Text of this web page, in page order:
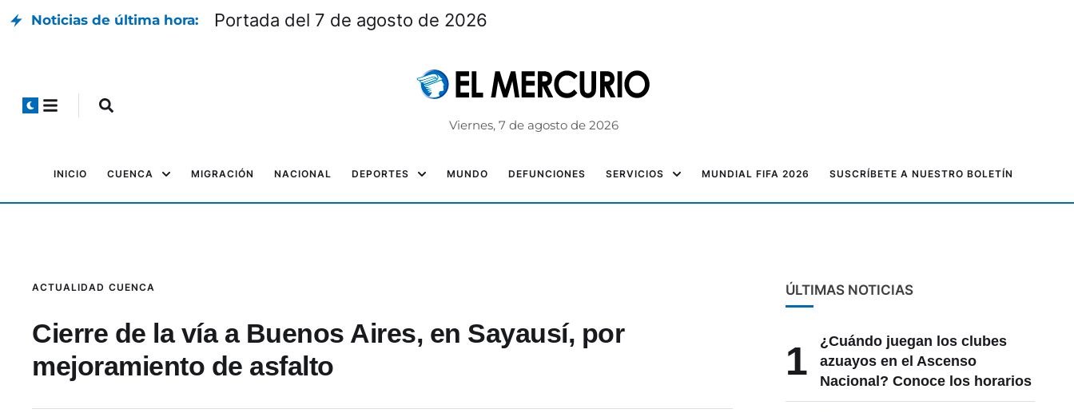
Noticias de última hora: Portada del 7 de agosto de 2026
Viernes, 7 de agosto de 2026
INICIO CUENCA MIGRACIÓN NACIONAL DEPORTES MUNDO DEFUNCIONES SERVICIOS MUNDIAL FIFA 2026 SUSCRÍBETE A NUESTRO BOLETÍN
ACTUALIDAD CUENCA
Cierre de la vía a Buenos Aires, en Sayausí, por
mejoramiento de asfalto
ÚLTIMAS NOTICIAS
1
¿Cuándo juegan los clubes
azuayos en el Ascenso
Nacional? Conoce los horarios